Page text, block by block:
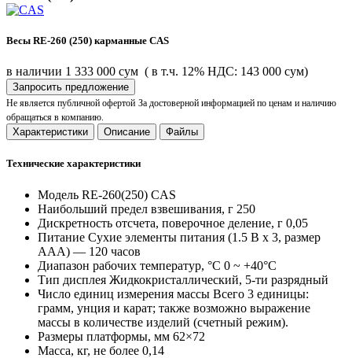
Весы RE-260 (250) карманные CAS
в наличии 1 333 000 сум ( в т.ч. 12% НДС: 143 000 сум)
Запросить предложение
Не является публичной офертой За достоверной информацией по ценам и наличию
обращаться в компанию.
Характеристики Описание Файлы
Технические характеристики
Модель RE-260(250) CAS
Наибольший предел взвешивания, г 250
Дискретность отсчета, поверочное деление, г 0,05
Питание Сухие элементы питания (1.5 В x 3, размер
AAA) — 120 часов
Диапазон рабочих температур, °C 0 ~ +40°C
Тип дисплея Жидкокристаллический, 5-ти разрядный
Число единиц измерения массы Всего 3 единицы:
грамм, унция и карат; также возможно выражение
массы в количестве изделий (счетный режим).
Размеры платформы, мм 62×72
Масса, кг, не более 0,14